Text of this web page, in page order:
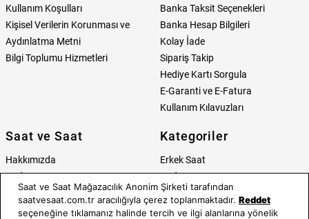
Kullanım Koşulları
Kişisel Verilerin Korunması ve
Aydınlatma Metni
Bilgi Toplumu Hizmetleri
Banka Taksit Seçenekleri
Banka Hesap Bilgileri
Kolay İade
Sipariş Takip
Hediye Kartı Sorgula
E-Garanti ve E-Fatura
Kullanım Kılavuzları
Saat ve Saat
Hakkımızda
Neden Saat ve Saat
Mağazalar
Kurumsal Satış
Kategoriler
Erkek Saat
Kadın Saat
Tüm Ürünler
Takı & Aksesuar
Saat ve Saat Mağazacılık Anonim Şirketi tarafından
saatvesaat.com.tr aracılığıyla çerez toplanmaktadır. Reddet
seçeneğine tıklamanız halinde tercih ve ilgi alanlarına yönelik